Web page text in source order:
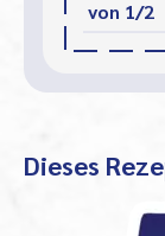
von 1/2
Dieses